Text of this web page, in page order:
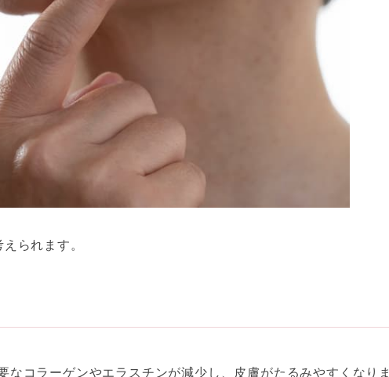
られます。
コラーゲンやエラスチンが減少し、皮膚がたるみやすくなりま